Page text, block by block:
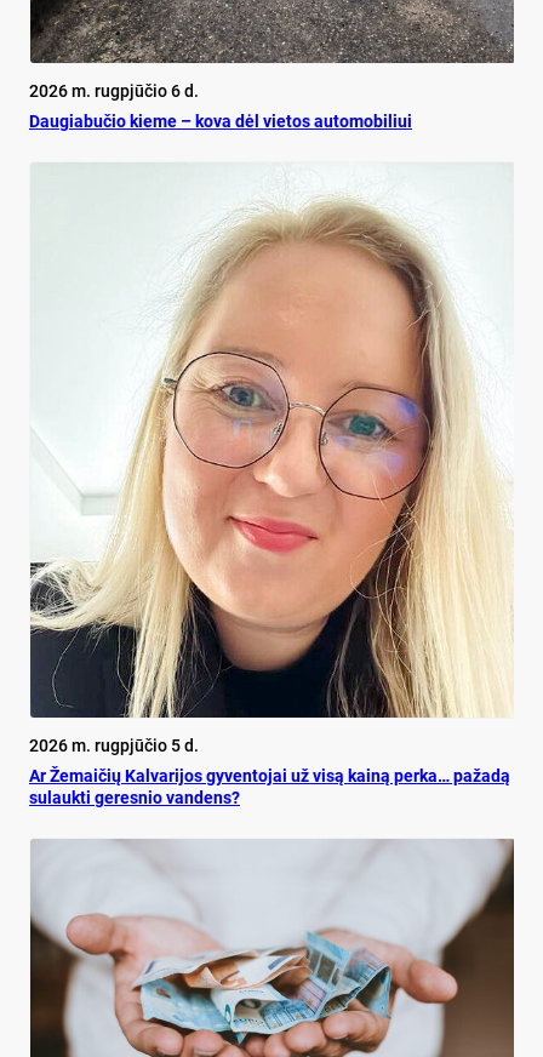
2026 m. rugpjūčio 6 d.
Dau­gia­bu­čio kie­me – ko­va dėl vie­tos au­to­mo­bi­liui
2026 m. rugpjūčio 5 d.
Ar Že­mai­čių Kal­va­ri­jos gy­ven­to­jai už vi­są kai­ną per­ka… pa­ža­dą
su­lauk­ti ge­res­nio van­dens?